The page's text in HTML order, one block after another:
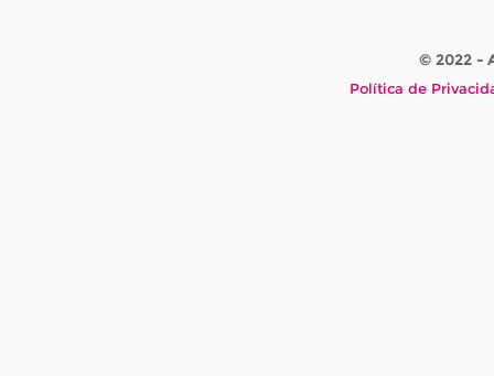
© 2022 -
Política de